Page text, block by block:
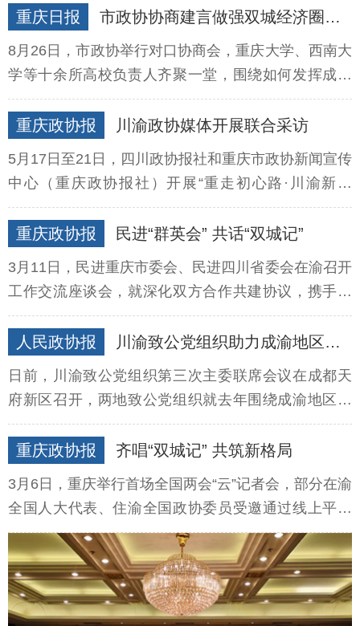
重庆日报 市政协协商建言做强双城经济圈高校联盟
8月26日，市政协举行对口协商会，重庆大学、西南大
学等十余所高校负责人齐聚一堂，围绕如何发挥成渝
地区双城经济圈高校联盟作用，进行协商建言。
重庆政协报 川渝政协媒体开展联合采访
​5月17日至21日，四川政协报社和重庆市政协新闻宣传
中心（重庆政协报社）开展“重走初心路·川渝新发
现”联合采访活动。
重庆政协报 民进“群英会” 共话“双城记”
​3月11日，民进重庆市委会、民进四川省委会在渝召开
工作交流座谈会，就深化双方合作共建协议，携手参
与成渝地区双城经济圈建设进行深度交流。
人民政协报 川渝致公党组织助力成渝地区双城经济圈建设
日前，川渝致公党组织第三次主委联席会议在成都天
府新区召开，两地致公党组织就去年围绕成渝地区双
城经济圈建设的工作开展情况及今年重点工作进行通
报和交流。
重庆政协报 齐唱“双城记” 共筑新格局
3月6日，重庆举行首场全国两会“云”记者会，部分在渝
全国人大代表、住渝全国政协委员受邀通过线上平台
积极建言献策。